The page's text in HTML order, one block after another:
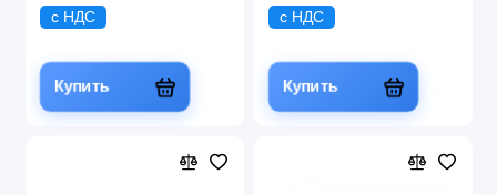
с НДС
Купить
с НДС
Купить